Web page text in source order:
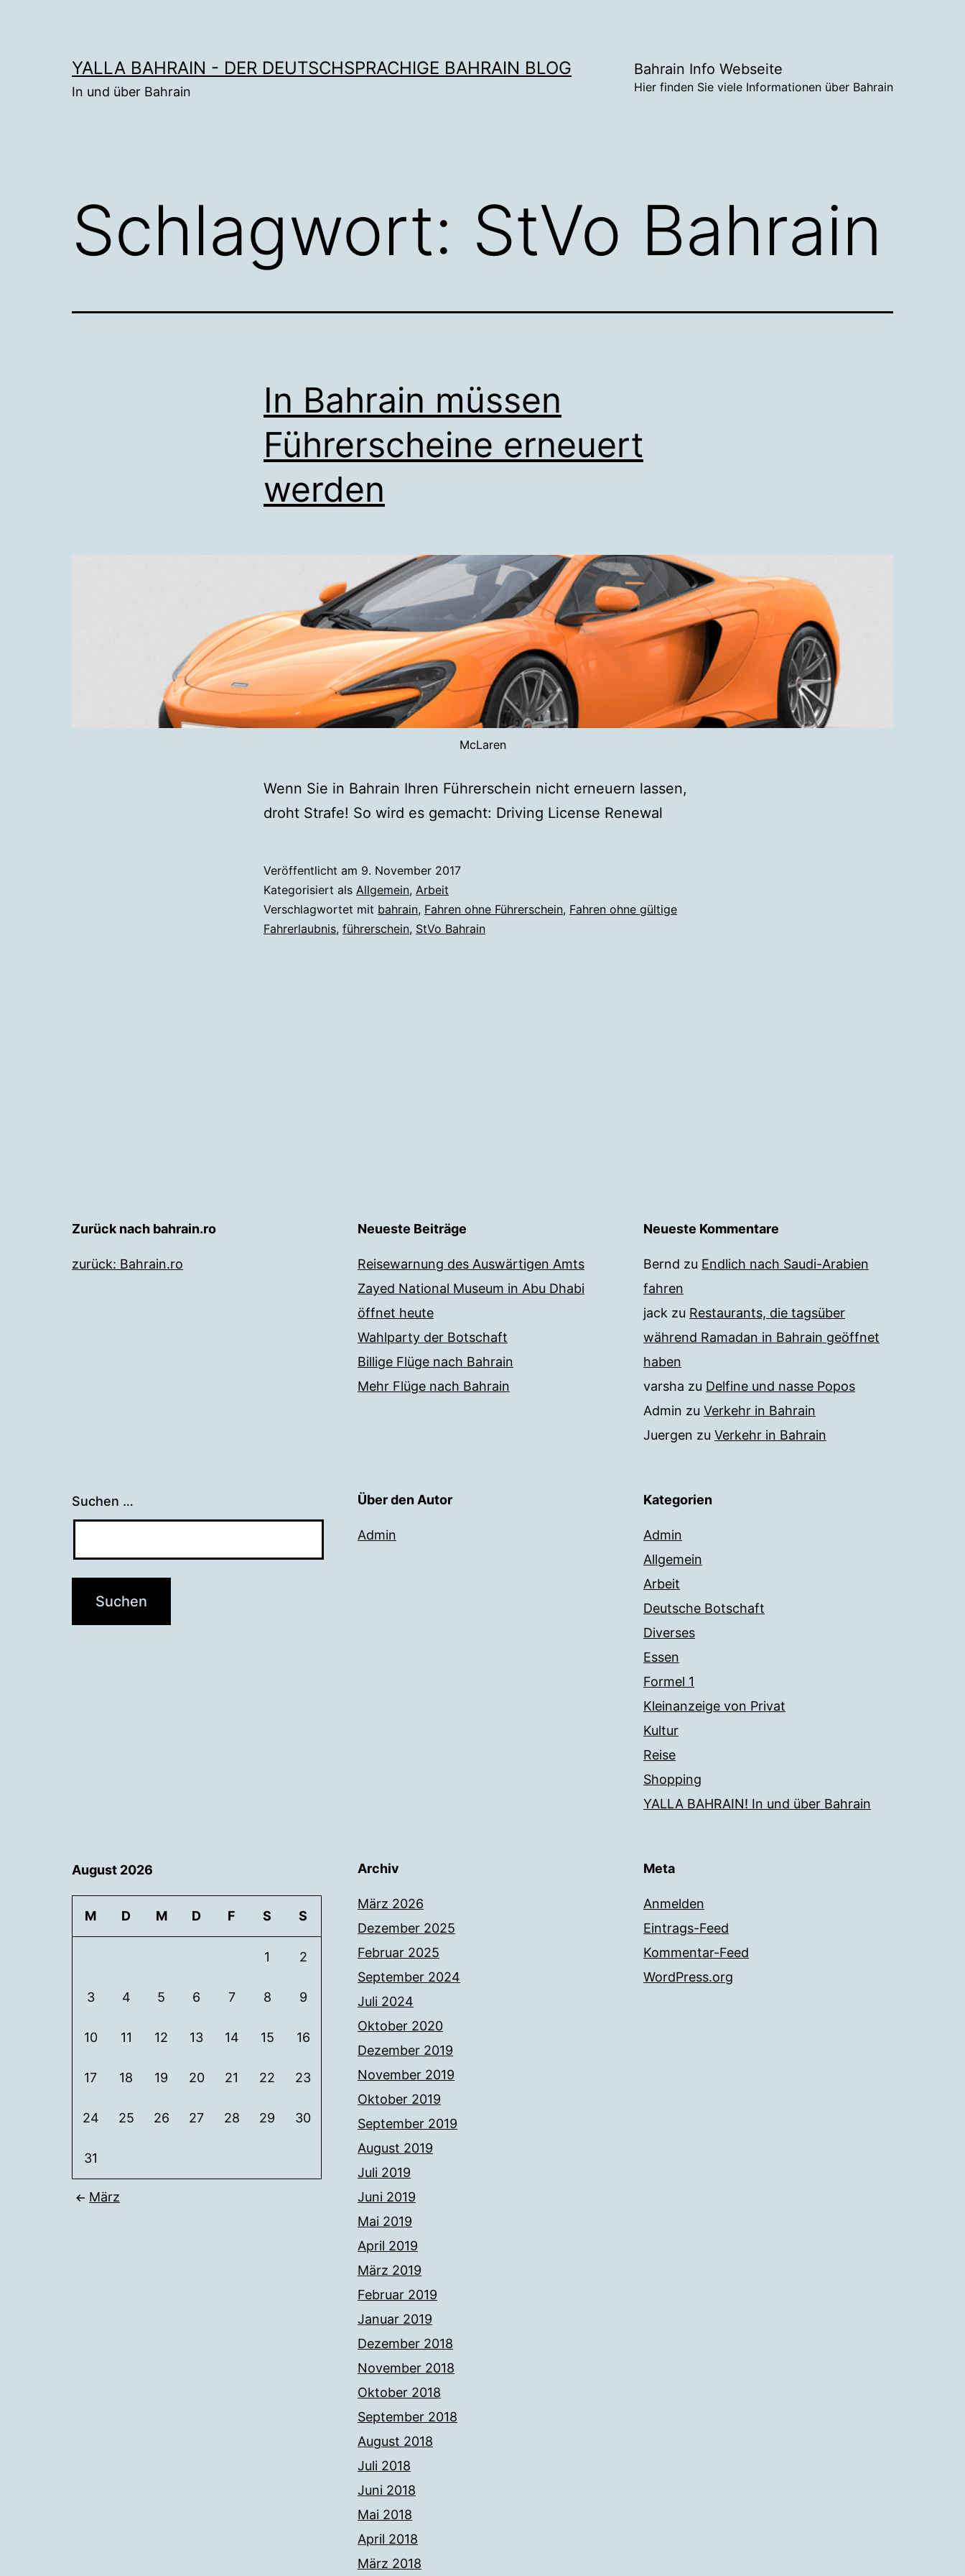
YALLA BAHRAIN - DER DEUTSCHSPRACHIGE BAHRAIN BLOG
In und über Bahrain
Bahrain Info Webseite
Hier finden Sie viele Informationen über Bahrain
Schlagwort: StVo Bahrain
In Bahrain müssen
Führerscheine erneuert
werden
McLaren
Wenn Sie in Bahrain Ihren Führerschein nicht erneuern lassen,
droht Strafe! So wird es gemacht: Driving License Renewal
Veröffentlicht am 9. November 2017
Kategorisiert als Allgemein, Arbeit
Verschlagwortet mit bahrain, Fahren ohne Führerschein, Fahren ohne gültige
Fahrerlaubnis, führerschein, StVo Bahrain
Zurück nach bahrain.ro
zurück: Bahrain.ro
Neueste Beiträge
Reisewarnung des Auswärtigen Amts
Zayed National Museum in Abu Dhabi
öffnet heute
Wahlparty der Botschaft
Billige Flüge nach Bahrain
Mehr Flüge nach Bahrain
Neueste Kommentare
Bernd zu Endlich nach Saudi-Arabien
fahren
jack zu Restaurants, die tagsüber
während Ramadan in Bahrain geöffnet
haben
varsha zu Delfine und nasse Popos
Admin zu Verkehr in Bahrain
Juergen zu Verkehr in Bahrain
Suchen … Über den Autor
Admin
Kategorien
Admin
Allgemein
Arbeit
Deutsche Botschaft
Diverses
Essen
Formel 1
Kleinanzeige von Privat
Kultur
Reise
Shopping
YALLA BAHRAIN! In und über Bahrain
August 2026
M D M D F S S
1 2
3 4 5 6 7 8 9
10 11 12 13 14 15 16
17 18 19 20 21 22 23
24 25 26 27 28 29 30
31
März
Archiv
März 2026
Dezember 2025
Februar 2025
September 2024
Juli 2024
Oktober 2020
Dezember 2019
November 2019
Oktober 2019
September 2019
August 2019
Juli 2019
Juni 2019
Mai 2019
April 2019
März 2019
Februar 2019
Januar 2019
Dezember 2018
November 2018
Oktober 2018
September 2018
August 2018
Juli 2018
Juni 2018
Mai 2018
April 2018
März 2018
Meta
Anmelden
Eintrags-Feed
Kommentar-Feed
WordPress.org